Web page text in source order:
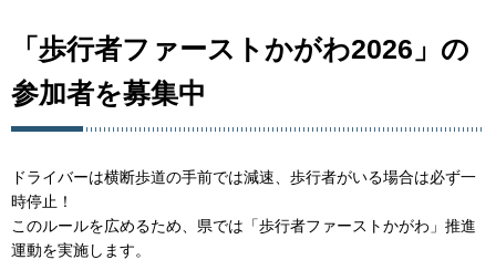
「歩行者ファーストかがわ2026」の
参加者を募集中
ドライバーは横断歩道の手前では減速、歩行者がいる場合は必ず一
時停止！
このルールを広めるため、県では「歩行者ファーストかがわ」推進
運動を実施します。